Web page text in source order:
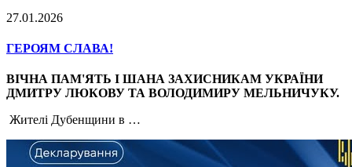
27.01.2026
ГЕРОЯМ СЛАВА!
ВІЧНА ПАМ'ЯТЬ І ШАНА ЗАХИСНИКАМ УКРАЇНИ
ДМИТРУ ЛЮКОВУ ТА ВОЛОДИМИРУ МЕЛЬНИЧУКУ.
Жителі Дубенщини в …